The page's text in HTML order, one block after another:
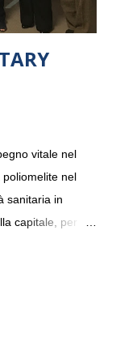
vitale nel
nel
sanitaria in
capitale, per la
che festeggia
al